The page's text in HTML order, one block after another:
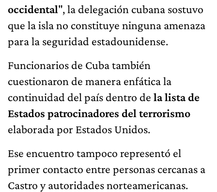
occidental", la delegación cubana sostuvo
que la isla no constituye ninguna amenaza
para la seguridad estadounidense.
Funcionarios de Cuba también
cuestionaron de manera enfática la
continuidad del país dentro de la lista de
Estados patrocinadores del terrorismo
elaborada por Estados Unidos.
Ese encuentro tampoco representó el
primer contacto entre personas cercanas a
Castro y autoridades norteamericanas.